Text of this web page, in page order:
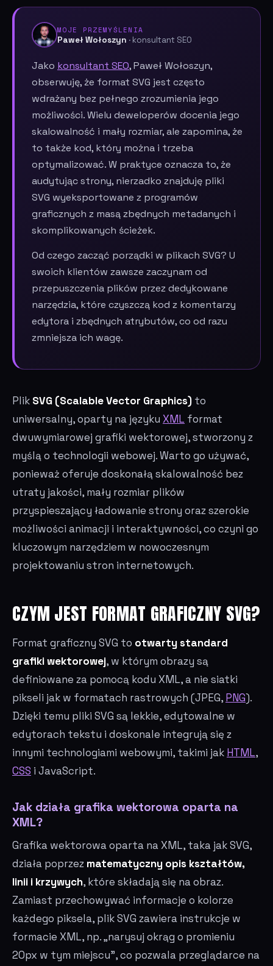
MOJE PRZEMYŚLENIA
Paweł Wołoszyn · konsultant SEO
Jako konsultant SEO, Paweł Wołoszyn,
obserwuję, że format SVG jest często
wdrażany bez pełnego zrozumienia jego
możliwości. Wielu deweloperów docenia jego
skalowalność i mały rozmiar, ale zapomina, że
to także kod, który można i trzeba
optymalizować. W praktyce oznacza to, że
audytując strony, nierzadko znajduję pliki
SVG wyeksportowane z programów
graficznych z masą zbędnych metadanych i
skomplikowanych ścieżek.
Od czego zacząć porządki w plikach SVG? U
swoich klientów zawsze zaczynam od
przepuszczenia plików przez dedykowane
narzędzia, które czyszczą kod z komentarzy
edytora i zbędnych atrybutów, co od razu
zmniejsza ich wagę.
Plik SVG (Scalable Vector Graphics) to
uniwersalny, oparty na języku XML format
dwuwymiarowej grafiki wektorowej, stworzony z
myślą o technologii webowej. Warto go używać,
ponieważ oferuje doskonałą skalowalność bez
utraty jakości, mały rozmiar plików
przyspieszający ładowanie strony oraz szerokie
możliwości animacji i interaktywności, co czyni go
kluczowym narzędziem w nowoczesnym
projektowaniu stron internetowych.
CZYM JEST FORMAT GRAFICZNY SVG?
Format graficzny SVG to otwarty standard
grafiki wektorowej, w którym obrazy są
definiowane za pomocą kodu XML, a nie siatki
pikseli jak w formatach rastrowych (JPEG, PNG).
Dzięki temu pliki SVG są lekkie, edytowalne w
edytorach tekstu i doskonale integrują się z
innymi technologiami webowymi, takimi jak HTML,
CSS i JavaScript.
Jak działa grafika wektorowa oparta na
XML?
Grafika wektorowa oparta na XML, taka jak SVG,
działa poprzez matematyczny opis kształtów,
linii i krzywych, które składają się na obraz.
Zamiast przechowywać informacje o kolorze
każdego piksela, plik SVG zawiera instrukcje w
formacie XML, np. „narysuj okrąg o promieniu
20px w tym miejscu”, co pozwala przeglądarce na